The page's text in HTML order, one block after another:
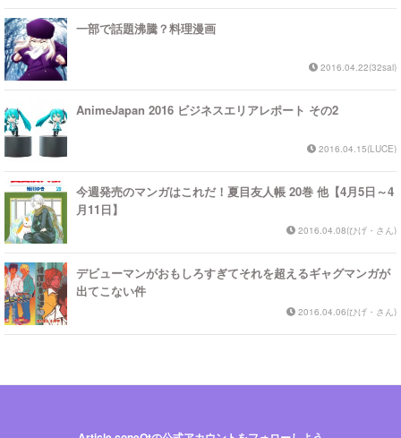
一部で話題沸騰？料理漫画
2016.04.22(32sai)
AnimeJapan 2016 ビジネスエリアレポート その2
2016.04.15(LUCE)
今週発売のマンガはこれだ！夏目友人帳 20巻 他【4月5日～4
月11日】
2016.04.08(ひげ・さん)
デビューマンがおもしろすぎてそれを超えるギャグマンガが
出てこない件
2016.04.06(ひげ・さん)